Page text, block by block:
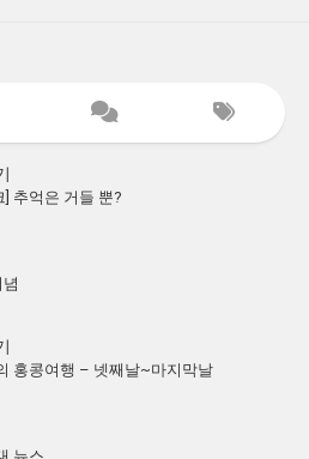
] 추억은 거들 뿐?
홍콩여행 – 넷째날~마지막날